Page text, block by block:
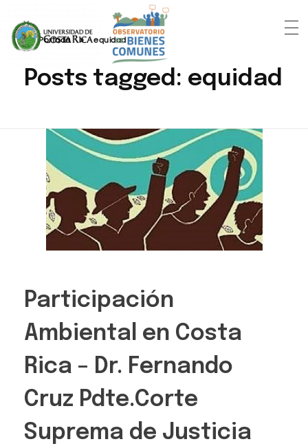
Portada » equidad
Posts tagged: equidad
Participación
Ambiental en Costa
Rica – Dr. Fernando
Cruz Pdte.Corte
Suprema de Justicia